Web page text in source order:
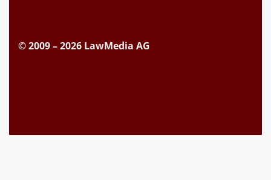
© 2009 – 2026 LawMedia AG